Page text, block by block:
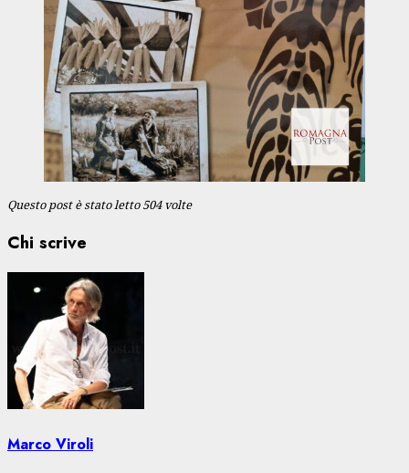
Questo post è stato letto 504 volte
Chi scrive
Marco Viroli